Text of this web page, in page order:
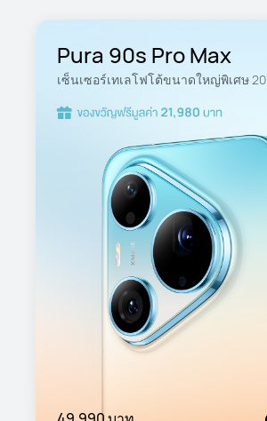
Pura 90s Pro Max
เซ็นเซอร์เทเลโฟโต้ขนาดใหญ่พิเศษ